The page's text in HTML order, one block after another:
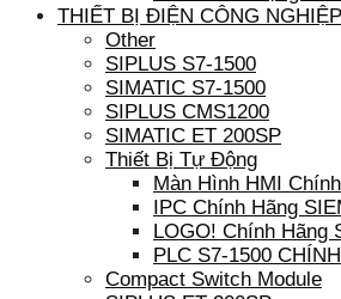
THIẾT BỊ ĐIỆN CÔNG NGHIỆP
Other
SIPLUS S7-1500
SIMATIC S7-1500
SIPLUS CMS1200
SIMATIC ET 200SP
Thiết Bị Tự Động
Màn Hình HMI
IPC Chính Hãng
LOGO! Chính Hãng
PLC S7-1500
Compact Switch Module